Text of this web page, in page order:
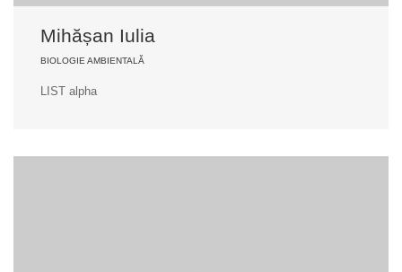
Mihășan Iulia
BIOLOGIE AMBIENTALĂ
LIST alpha